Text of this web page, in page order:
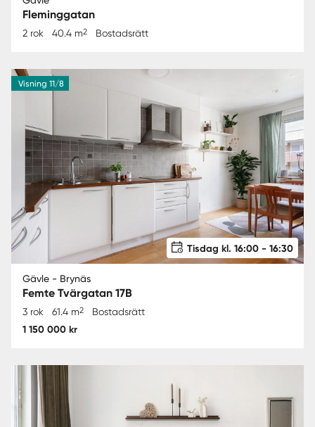
Fleminggatan
2 rok 40.4 m2 Bostadsrätt
Visning 11/8
Tisdag kl. 16:00 - 16:30
Gävle - Brynäs
Femte Tvärgatan 17B
3 rok 61.4 m2 Bostadsrätt
1 150 000 kr